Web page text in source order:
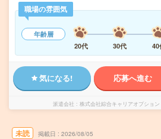
職場の雰囲気
年齢層
20代
30代 40
気になる! 応募へ進む
派遣会社 株式会社綜合キャリアオプショ
未読 掲載日 2026/08/05